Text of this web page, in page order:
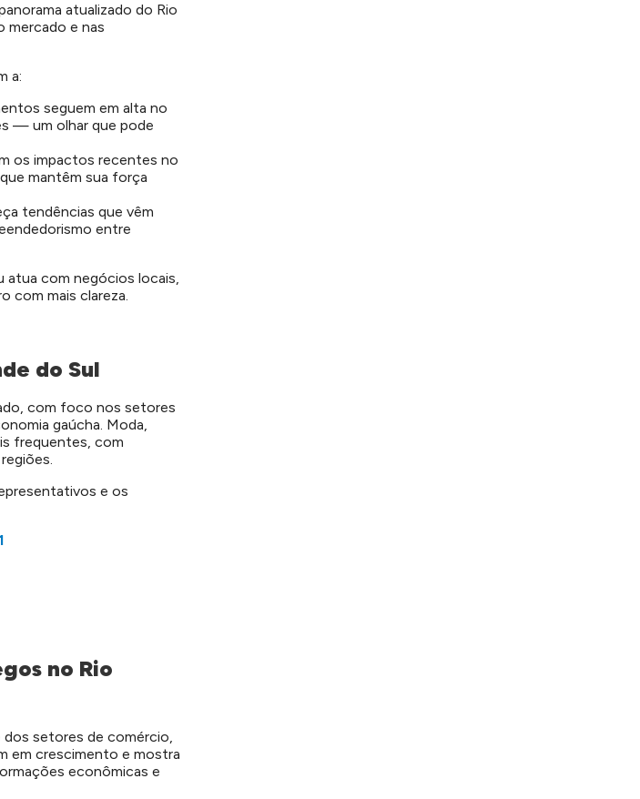
atualizado do Rio
mercado e nas
a:
seguem em alta no
— um olhar que pode
os impactos recentes no
mantêm sua força
tendências que vêm
entre
atua com negócios locais,
com mais clareza.
do Sul
com foco nos setores
gaúcha. Moda,
frequentes, com
e os
no Rio
dos setores de comércio,
em crescimento e mostra
econômicas e